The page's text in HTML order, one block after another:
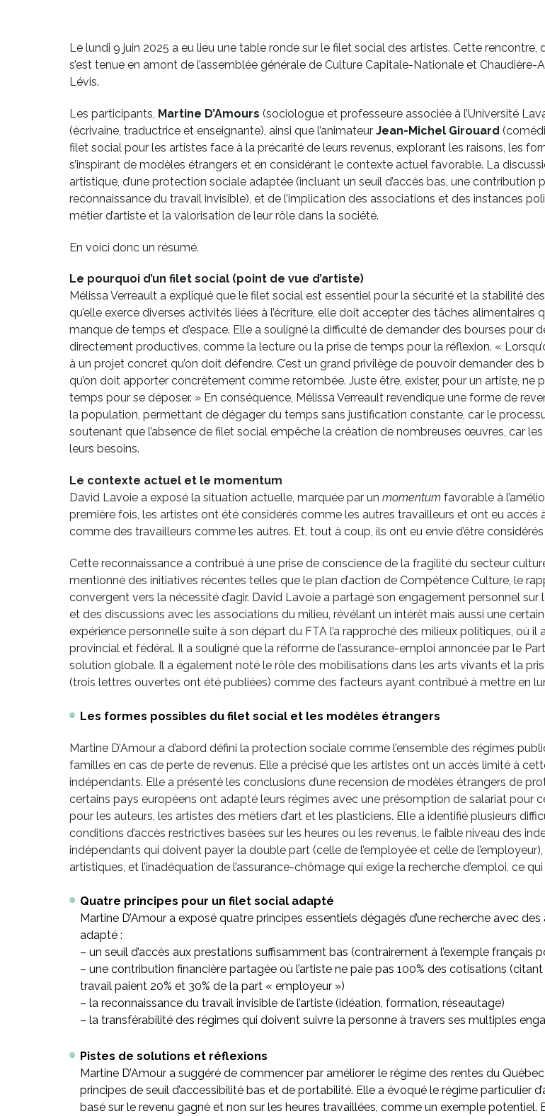
Le lundi 9 juin 2025 a eu lieu une table ronde sur le filet social des artistes. Cette
s’est tenue en amont de l’assemblée générale de Culture Capitale-Nationale et
Lévis.
Les participants, Martine D’Amours (sociologue et professeure associée à l’Université
(écrivaine, traductrice et enseignante), ainsi que l’animateur Jean-Michel Girouard
filet social pour les artistes face à la précarité de leurs revenus, explorant les raisons, les
s’inspirant de modèles étrangers et en considérant le contexte actuel favorable. La
artistique, d’une protection sociale adaptée (incluant un seuil d’accès bas, une contribution
reconnaissance du travail invisible), et de l’implication des associations et des instances
métier d’artiste et la valorisation de leur rôle dans la société.
En voici donc un résumé.
Le pourquoi d’un filet social (point de vue d’artiste)
Mélissa Verreault a expliqué que le filet social est essentiel pour la sécurité et la stabilité
qu’elle exerce diverses activités liées à l’écriture, elle doit accepter des tâches
manque de temps et d’espace. Elle a souligné la difficulté de demander des bourses pour
directement productives, comme la lecture ou la prise de temps pour la réflexion. «
à un projet concret qu’on doit défendre. C’est un grand privilège de pouvoir demander
qu’on doit apporter concrètement comme retombée. Juste être, exister, pour un artiste, ne
temps pour se déposer. » En conséquence, Mélissa Verreault revendique une forme de
la population, permettant de dégager du temps sans justification constante, car le
soutenant que l’absence de filet social empêche la création de nombreuses œuvres, car
leurs besoins.
Le contexte actuel et le momentum
David Lavoie a exposé la situation actuelle, marquée par un momentum favorable à
première fois, les artistes ont été considérés comme les autres travailleurs et ont eu
comme des travailleurs comme les autres. Et, tout à coup, ils ont eu envie d’être
Cette reconnaissance a contribué à une prise de conscience de la fragilité du secteur
mentionné des initiatives récentes telles que le plan d’action de Compétence Culture, le
convergent vers la nécessité d’agir. David Lavoie a partagé son engagement personnel
et des discussions avec les associations du milieu, révélant un intérêt mais aussi une
expérience personnelle suite à son départ du FTA l’a rapproché des milieux politiques, où
provincial et fédéral. Il a souligné que la réforme de l’assurance-emploi annoncée par le
solution globale. Il a également noté le rôle des mobilisations dans les arts vivants et la
(trois lettres ouvertes ont été publiées) comme des facteurs ayant contribué à mettre en
Les formes possibles du filet social et les modèles étrangers
Martine D’Amour a d’abord défini la protection sociale comme l’ensemble des régimes
familles en cas de perte de revenus. Elle a précisé que les artistes ont un accès limité à
indépendants. Elle a présenté les conclusions d’une recension de modèles étrangers de
certains pays européens ont adapté leurs régimes avec une présomption de salariat pour
pour les auteurs, les artistes des métiers d’art et les plasticiens. Elle a identifié plusieurs
conditions d’accès restrictives basées sur les heures ou les revenus, le faible niveau des
indépendants qui doivent payer la double part (celle de l’employée et celle de
artistiques, et l’inadéquation de l’assurance-chômage qui exige la recherche d’emploi, ce
Quatre principes pour un filet social adapté
Martine D’Amour a exposé quatre principes essentiels dégagés d’une recherche avec
adapté :
– un seuil d’accès aux prestations suffisamment bas (contrairement à l’exemple français
– une contribution financière partagée où l’artiste ne paie pas 100% des cotisations
travail paient 20% et 30% de la part « employeur »)
– la reconnaissance du travail invisible de l’artiste (idéation, formation, réseautage)
– la transférabilité des régimes qui doivent suivre la personne à travers ses multiples
Pistes de solutions et réflexions
Martine D’Amour a suggéré de commencer par améliorer le régime des rentes du
principes de seuil d’accessibilité bas et de portabilité. Elle a évoqué le régime particulier
basé sur le revenu gagné et non sur les heures travaillées, comme un exemple